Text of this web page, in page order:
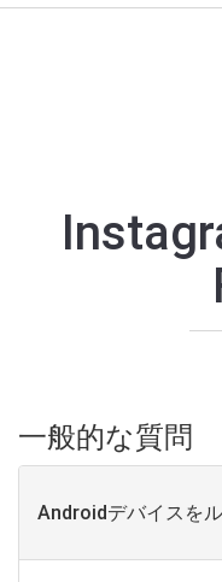
一般的な質問
Androidデバイスを